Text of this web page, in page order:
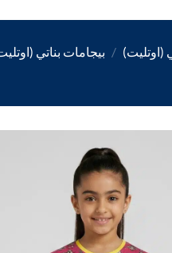
(اوتليت) / بيجامات بناتي